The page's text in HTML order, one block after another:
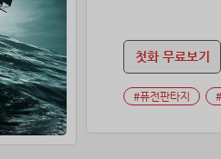
첫화 무료보기
#퓨전판타지